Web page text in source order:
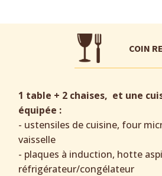
Griotte
studio 28m2, 2 personnes, lit double
vue jardin & montagnes
COIN
1 table + 2 chaises, et une
équipée :
- ustensiles de cuisine, four
vaisselle
- plaques à induction, hotte
réfrigérateur/congélateur